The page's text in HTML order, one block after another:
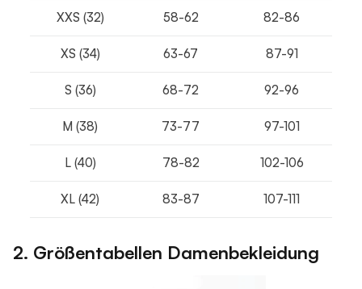
XXS (32) 58-62 82-86
XS (34) 63-67 87-91
S (36) 68-72 92-96
M (38) 73-77 97-101
L (40) 78-82 102-106
XL (42) 83-87 107-111
2. Größentabellen Damenbekleidung